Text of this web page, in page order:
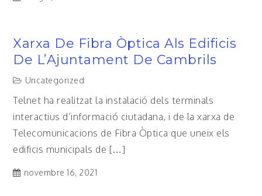
Xarxa De Fibra Òptica Als Edificis
De L’Ajuntament De Cambrils
Uncategorized
Telnet ha realitzat la instalació dels terminals
interactius d’informació ciutadana, i de la xarxa de
Telecomunicacions de Fibra Òptica que uneix els
edificis municipals de […]
novembre 16, 2021